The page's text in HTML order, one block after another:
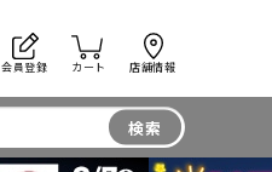
会員登録 カート 店舗情報
検索